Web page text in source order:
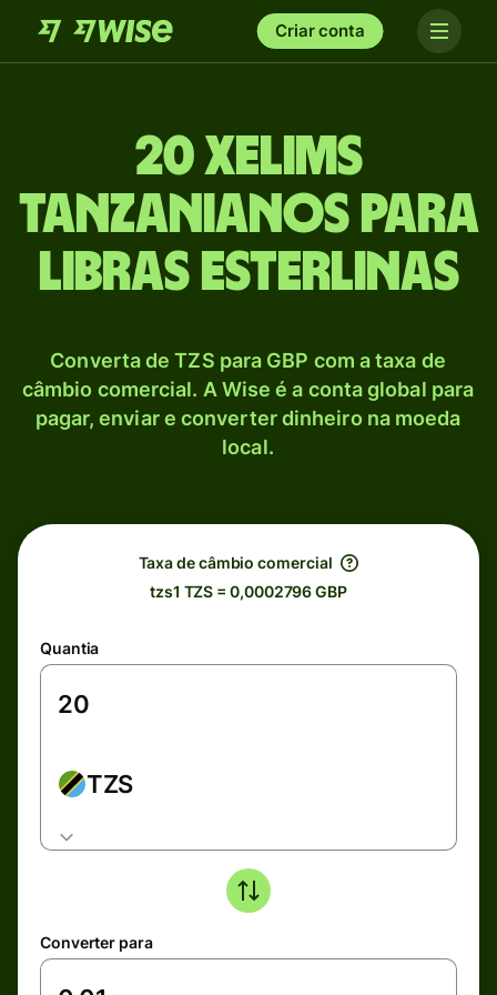
Criar conta
20 Xelims
tanzanianos para
Libras esterlinas
Converta de TZS para GBP com a taxa de
câmbio comercial. A Wise é a conta global para
pagar, enviar e converter dinheiro na moeda
local.
Taxa de câmbio comercial
tzs1 TZS = 0,0002796 GBP
Quantia
TZS
Converter para